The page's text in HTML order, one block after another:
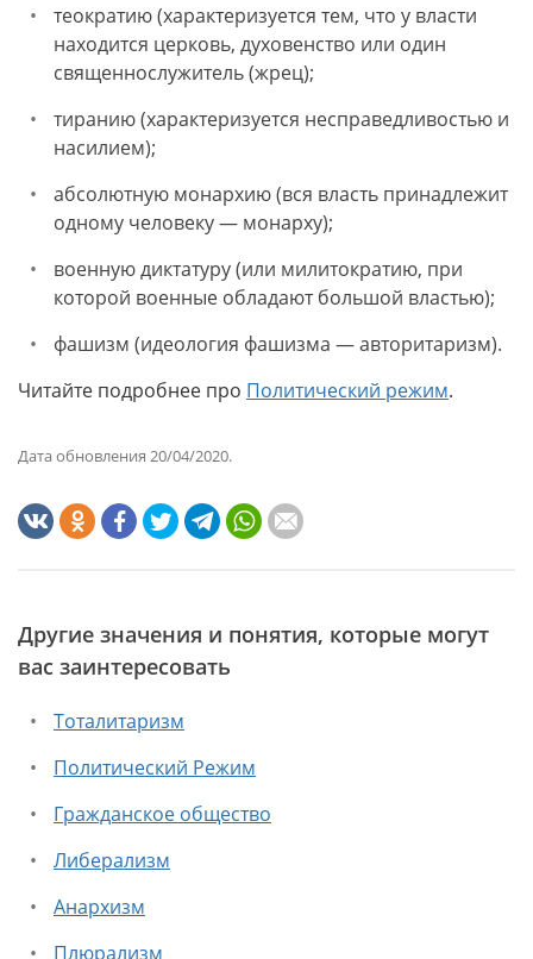
теократию (характеризуется тем, что у власти
находится церковь, духовенство или один
священнослужитель (жрец);
тиранию (характеризуется несправедливостью и
насилием);
абсолютную монархию (вся власть принадлежит
одному человеку — монарху);
военную диктатуру (или милитократию, при
которой военные обладают большой властью);
фашизм (идеология фашизма — авторитаризм).
Читайте подробнее про Политический режим.
Дата обновления 20/04/2020.
Другие значения и понятия, которые могут
вас заинтересовать
Тоталитаризм
Политический Режим
Гражданское общество
Либерализм
Анархизм
Плюрализм